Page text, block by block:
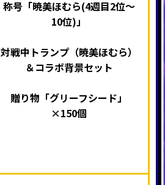
称号「暁美ほむら(4週目2位～
10位)」
対戦中トランプ（暁美ほむら）
＆コラボ背景セット
贈り物「グリーフシード」
×150個